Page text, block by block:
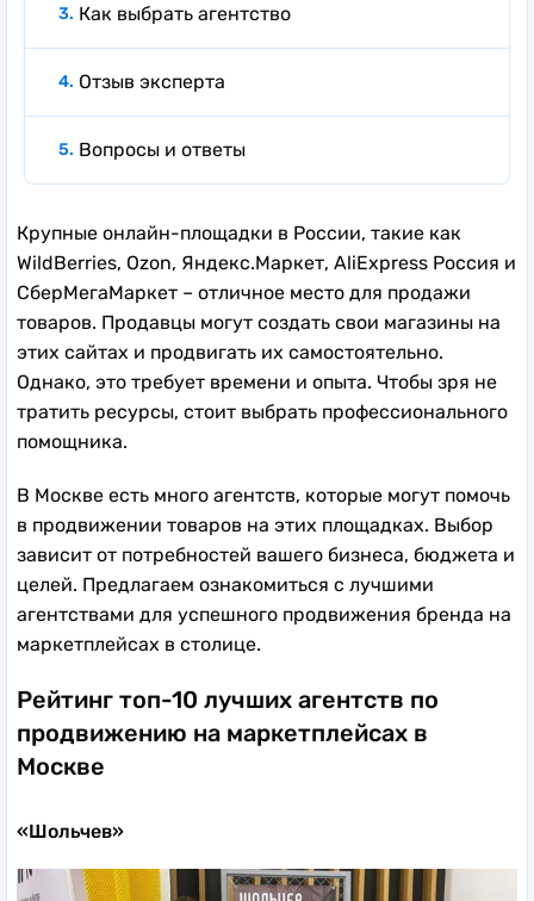
Как выбрать агентство
Отзыв эксперта
Вопросы и ответы
Крупные онлайн-площадки в России, такие как
WildBerries, Ozon, Яндекс.Маркет, AliExpress Россия и
СберМегаМаркет – отличное место для продажи
товаров. Продавцы могут создать свои магазины на
этих сайтах и продвигать их самостоятельно.
Однако, это требует времени и опыта. Чтобы зря не
тратить ресурсы, стоит выбрать профессионального
помощника.
В Москве есть много агентств, которые могут помочь
в продвижении товаров на этих площадках. Выбор
зависит от потребностей вашего бизнеса, бюджета и
целей. Предлагаем ознакомиться с лучшими
агентствами для успешного продвижения бренда на
маркетплейсах в столице.
Рейтинг топ-10 лучших агентств по
продвижению на маркетплейсах в
Москве
«Шольчев»